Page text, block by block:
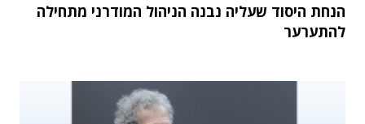
הנחת היסוד שעליה נבנה הניהול המודרני מתחילה
להתערער